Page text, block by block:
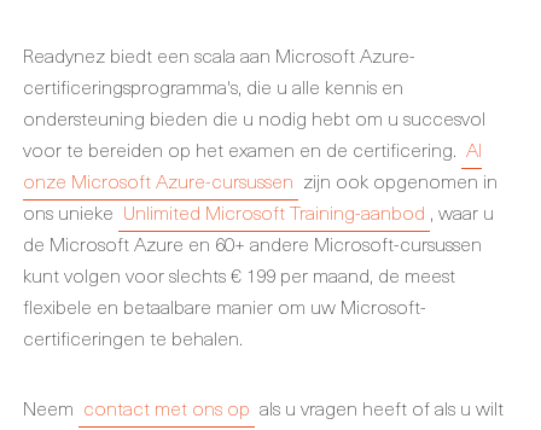
Readynez biedt een scala aan Microsoft Azure-
certificeringsprogramma's, die u alle kennis en
ondersteuning bieden die u nodig hebt om u succesvol
voor te bereiden op het examen en de certificering. Al
onze Microsoft Azure-cursussen zijn ook opgenomen in
ons unieke Unlimited Microsoft Training-aanbod , waar u
de Microsoft Azure en 60+ andere Microsoft-cursussen
kunt volgen voor slechts € 199 per maand, de meest
flexibele en betaalbare manier om uw Microsoft-
certificeringen te behalen.
Neem contact met ons op als u vragen heeft of als u wilt